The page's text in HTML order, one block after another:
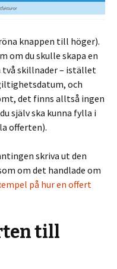
knappen till höger).
om du skulle skapa en
skillnader – istället
och
det finns alltså ingen
själv ska kunna fylla i
offerten).
skriva ut den
om det handlade om
på hur en offert
till